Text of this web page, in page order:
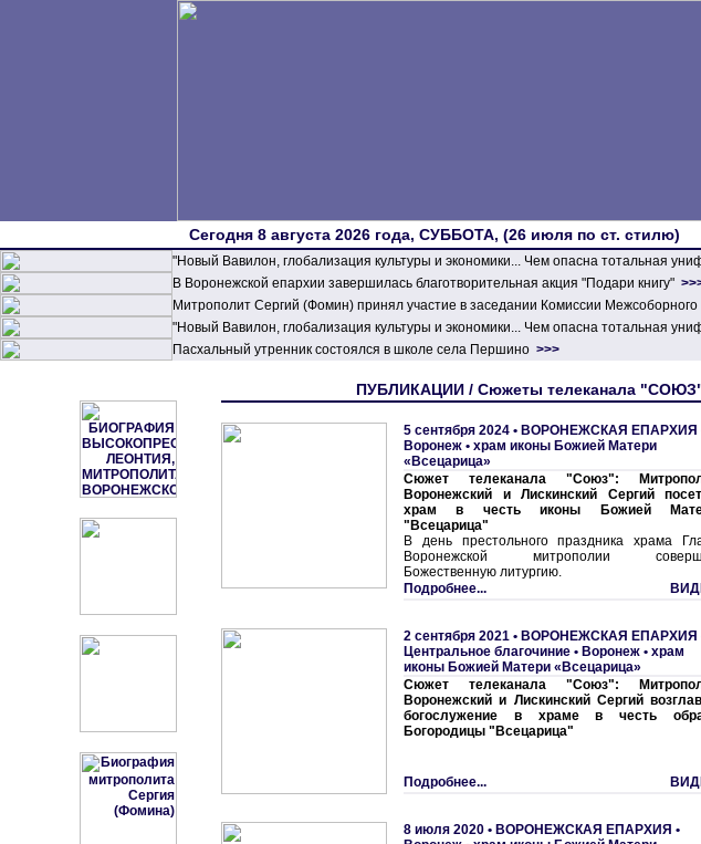
Сегодня 8 августа 2026 года, СУББОТА, (26 июля по ст. стилю)
"Новый Вавилон, глобализация культуры и экономики... Чем опасна тотальная
В Воронежской епархии завершилась благотворительная акция "Подари книгу"
Митрополит Сергий (Фомин) принял участие в заседании Комиссии
"Новый Вавилон, глобализация культуры и экономики... Чем опасна тотальная
Пасхальный утренник состоялся в школе села Першино >>>
ПУБЛИКАЦИИ / Сюжеты телеканала
5 сентября 2024 • ВОРОНЕЖСКАЯ ЕПАРХИЯ
Воронеж • храм иконы Божией Матери
«Всецарица»
Сюжет телеканала "Союз":
Воронежский и Лискинский Сергий
храм в честь иконы Божией
"Всецарица"
В день престольного праздника храма
Воронежской митрополии
Божественную литургию.
Подробнее...
2 сентября 2021 • ВОРОНЕЖСКАЯ ЕПАРХИЯ
Центральное благочиние • Воронеж • храм
иконы Божией Матери «Всецарица»
Сюжет телеканала "Союз":
Воронежский и Лискинский Сергий
богослужение в храме в честь
Богородицы "Всецарица"
Подробнее...
8 июля 2020 • ВОРОНЕЖСКАЯ ЕПАРХИЯ •